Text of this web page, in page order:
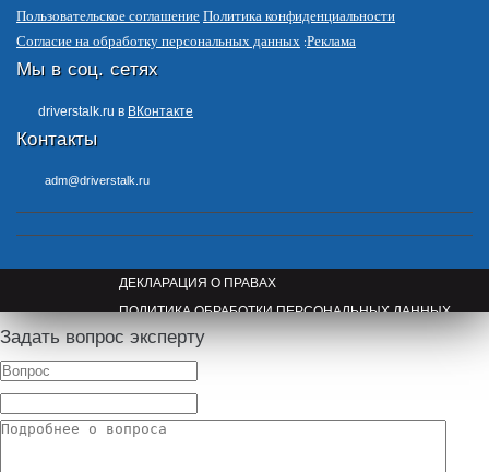
Пользовательское соглашение Политика конфиденциальности
Согласие на обработку персональных данных Реклама
Мы в соц. сетях
driverstalk.ru в ВКонтакте
Контакты
adm@driverstalk.ru
ДЕКЛАРАЦИЯ О ПРАВАХ
ПОЛИТИКА ОБРАБОТКИ ПЕРСОНАЛЬНЫХ ДАННЫХ
ПРАВООБЛАДАТЕЛЯМ
Задать вопрос эксперту